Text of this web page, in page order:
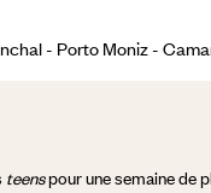
- Porto Moniz -
teenspour une semaine de